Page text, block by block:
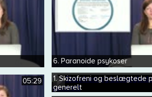
6. Paranoide psykoser
05:29
1. Skizofreni og beslægtede
generelt